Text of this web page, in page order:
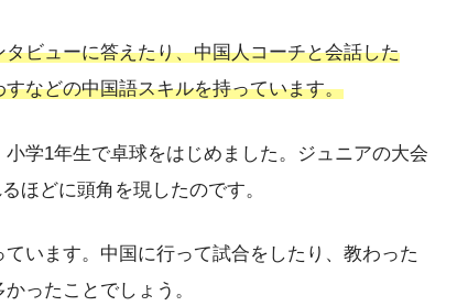
ビューに答えたり、中国人コーチと会話した
などの中国語スキルを持っています。
学1年生で卓球をはじめました。ジュニアの大会
ほどに頭角を現したのです。
います。中国に行って試合をしたり、教わった
ったことでしょう。